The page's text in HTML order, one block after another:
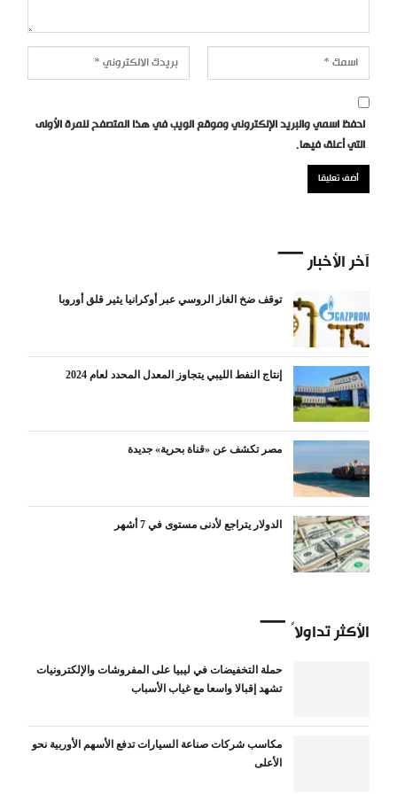
احفظ اسمي والبريد الإلكتروني وموقع الويب في هذا المتصفح للمرة الأولى
التي أعلق فيها.
آخر الأخبار
توقف ضخ الغاز الروسي عبر أوكرانيا يثير قلق أوروبا
إنتاج النفط الليبي يتجاوز المعدل المحدد لعام 2024
مصر تكشف عن «قناة بحرية» جديدة
الدولار يتراجع لأدنى مستوى في 7 أشهر
الأكثر تداولاً
حملة التخفيضات في ليبيا على المفروشات والإلكترونيات
تشهد إقبالا واسعا مع غياب الأسباب
مكاسب شركات صناعة السيارات تدفع الأسهم الأوربية نحو
الأعلى